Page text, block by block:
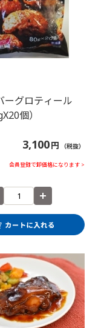
ーグロティール
個）
3,100円 （税抜）
会員登録で卸価格になります >